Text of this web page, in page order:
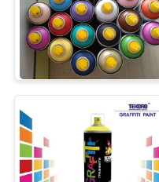
ΣΧΕΤΙΚΆ
ΜΕ
ΕΜΆΣ
ΕΠΙΣΚΕΨΉ
ΕΡΓΟΣΤΑΣΊΟΥ